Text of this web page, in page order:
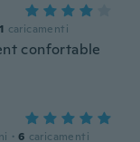
1 caricamenti
confortable
· 6 caricamenti